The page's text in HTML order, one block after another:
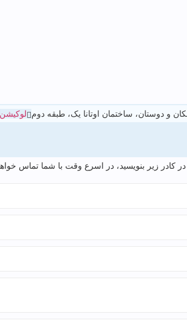
و دوستان، ساختمان اوتانا یک، طبقه دوم
لوکیشن
در کادر زیر بنویسید، در اسرع وقت با شما تماس